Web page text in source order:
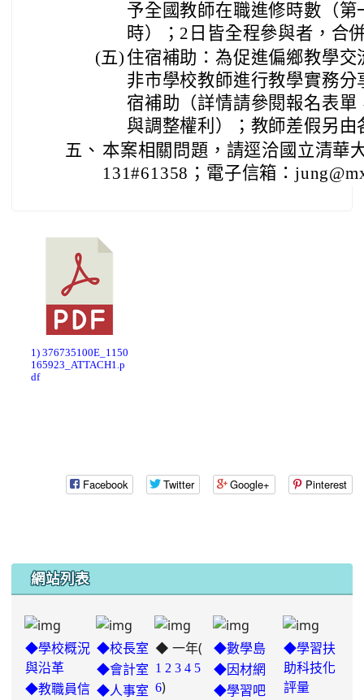
予全國教師在職進修時數（
時）；2日皆全程參與者，合
(五) 住宿補助：為促進偏鄉教學
非市學校教師進行教學實務
宿補助（詳情請參閱報名表
與調整權利）；教師差假另由
五、 本案相關問題，請逕洽國立清華
131#61358；電子信箱：
1) 376735100E_1150
165923_ATTACH1.p
df
Facebook Twitter Google+ Pinterest
網站列表
◆學校概況
與沿革
◆教職員信
◆校長室
◆會計室
◆人事室
◆ 一年(
1 2 3 4 5
6)
◆數學島
◆因材網
◆學習吧
◆學習扶
助科技化
評量